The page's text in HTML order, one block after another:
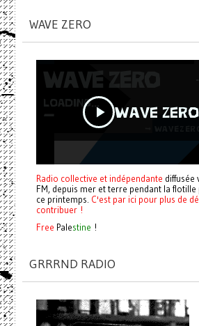
WAVE ZERO
Radio collective et indépendante diffusée
FM, depuis mer et terre pendant la flotille
ce printemps. C'est par ici pour plus de
contribuer !
Free Palestine !
GRRRND RADIO